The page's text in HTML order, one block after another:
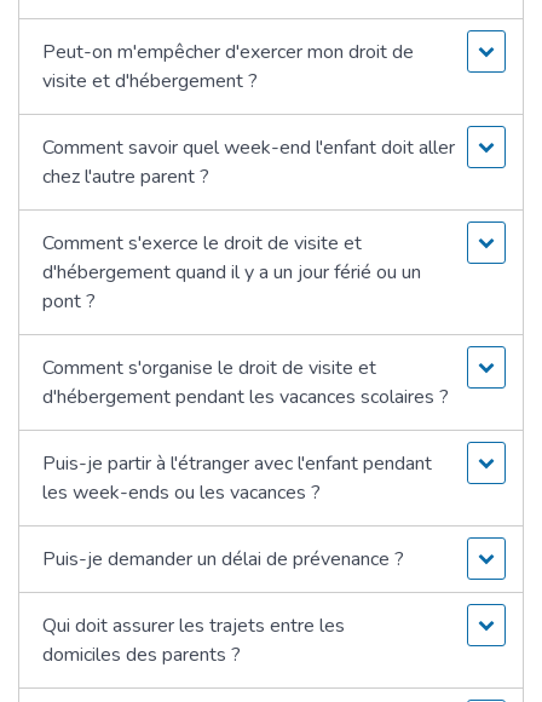
Peut-on m'empêcher d'exercer mon droit de
visite et d'hébergement ?
Comment savoir quel week-end l'enfant doit aller
chez l'autre parent ?
Comment s'exerce le droit de visite et
d'hébergement quand il y a un jour férié ou un
pont ?
Comment s'organise le droit de visite et
d'hébergement pendant les vacances scolaires ?
Puis-je partir à l'étranger avec l'enfant pendant
les week-ends ou les vacances ?
Puis-je demander un délai de prévenance ?
Qui doit assurer les trajets entre les
domiciles des parents ?